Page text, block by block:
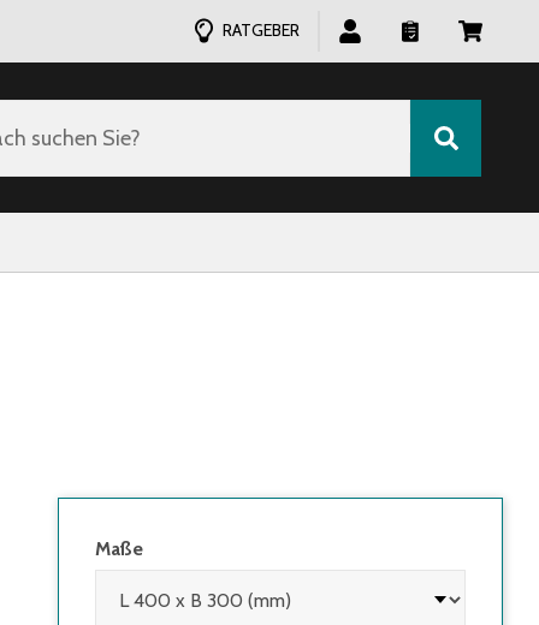
RATGEBER
suchen Sie?
Maße